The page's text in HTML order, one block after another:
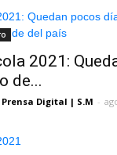
2021:
de...
Digital | S.M -